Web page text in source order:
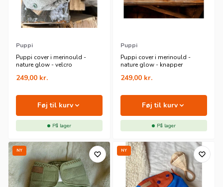
Puppi
Puppi cover i merinould -
nature glow - velcro
249,00 kr.
Føj til kurv
På lager
Puppi
Puppi cover i merinould -
nature glow - knapper
249,00 kr.
Føj til kurv
På lager
NY NY